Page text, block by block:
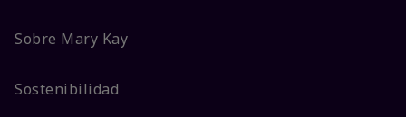
Sobre Mary Kay
Sostenibilidad